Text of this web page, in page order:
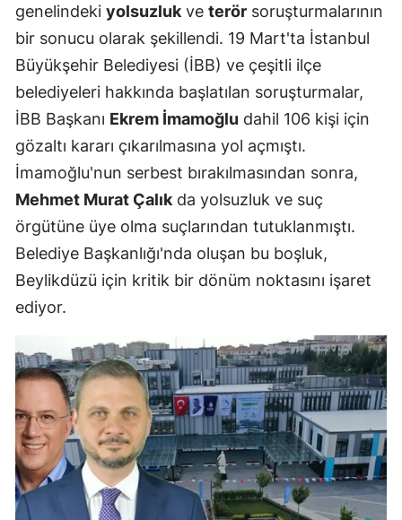
genelindeki yolsuzluk ve terör soruşturmalarının
bir sonucu olarak şekillendi. 19 Mart'ta İstanbul
Büyükşehir Belediyesi (İBB) ve çeşitli ilçe
belediyeleri hakkında başlatılan soruşturmalar,
İBB Başkanı Ekrem İmamoğlu dahil 106 kişi için
gözaltı kararı çıkarılmasına yol açmıştı.
İmamoğlu'nun serbest bırakılmasından sonra,
Mehmet Murat Çalık da yolsuzluk ve suç
örgütüne üye olma suçlarından tutuklanmıştı.
Belediye Başkanlığı'nda oluşan bu boşluk,
Beylikdüzü için kritik bir dönüm noktasını işaret
ediyor.